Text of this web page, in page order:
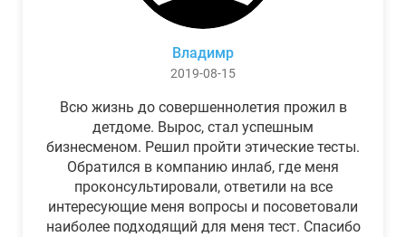
Владимр
2019-08-15
Всю жизнь до совершеннолетия прожил в
детдоме. Вырос, стал успешным
бизнесменом. Решил пройти этические тесты.
Обратился в компанию инлаб, где меня
проконсультировали, ответили на все
интересующие меня вопросы и посоветовали
наиболее подходящий для меня тест. Спасибо